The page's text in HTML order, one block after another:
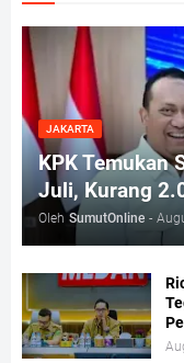
JAKARTA
KPK Temukan
Juli, Kurang
Oleh SumutOnline -